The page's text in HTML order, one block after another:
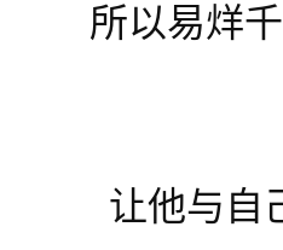
所以易烊
让他与自